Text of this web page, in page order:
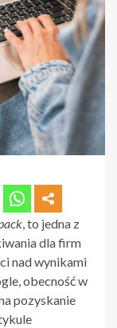
, to jedna z
dla firm
nad wynikami
obecność w
pozyskanie